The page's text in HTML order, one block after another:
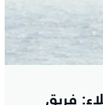
فريق